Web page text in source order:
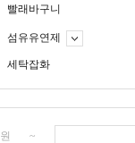
빨래바구니
섬유유연제
세탁잡화
원 ~